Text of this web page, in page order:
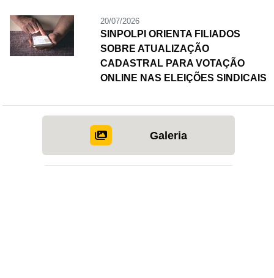
20/07/2026
SINPOLPI ORIENTA FILIADOS
SOBRE ATUALIZAÇÃO
CADASTRAL PARA VOTAÇÃO
ONLINE NAS ELEIÇÕES SINDICAIS
Galeria